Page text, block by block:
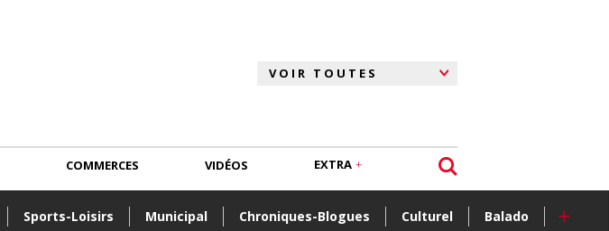
Sports-Loisirs Municipal Chroniques-Blogues Culturel Balado +
COMMERCES VIDÉOS EXTRA